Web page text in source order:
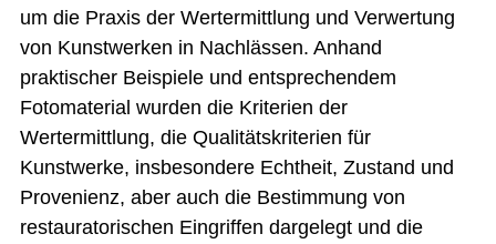
um die Praxis der Wertermittlung und Verwertung
von Kunstwerken in Nachlässen. Anhand
praktischer Beispiele und entsprechendem
Fotomaterial wurden die Kriterien der
Wertermittlung, die Qualitätskriterien für
Kunstwerke, insbesondere Echtheit, Zustand und
Provenienz, aber auch die Bestimmung von
restauratorischen Eingriffen dargelegt und die